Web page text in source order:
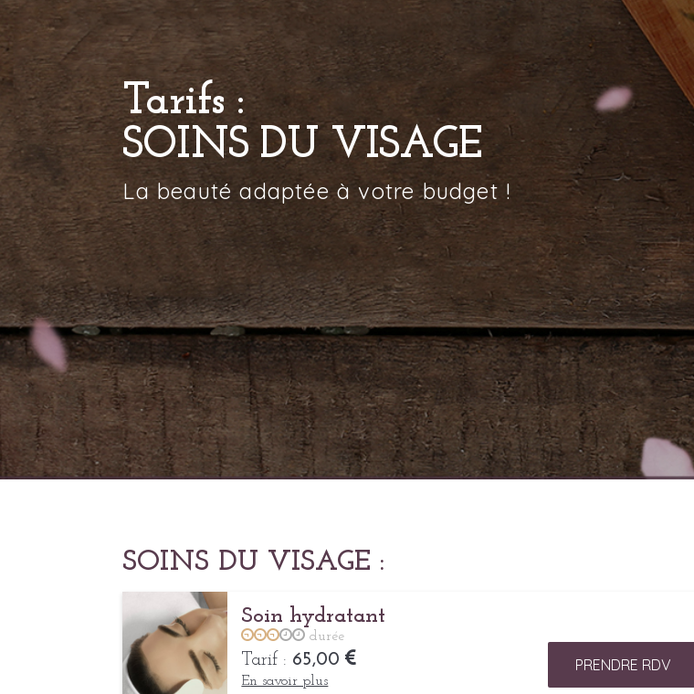
Tarifs :
SOINS DU VISAGE
La beauté adaptée à votre budget !
SOINS DU VISAGE :
Soin hydratant
durée
Tarif : 65,00
En savoir plus
PRENDRE RDV